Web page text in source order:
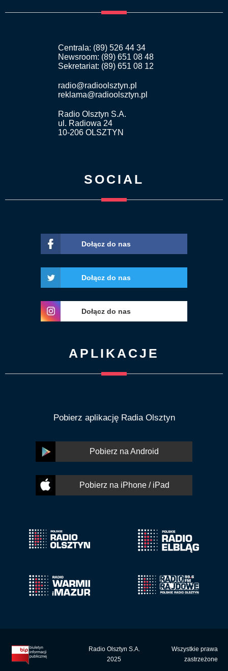
Centrala: (89) 526 44 34
Newsroom: (89) 651 08 48
Sekretariat: (89) 651 08 12
radio@radioolsztyn.pl
reklama@radioolsztyn.pl
Radio Olsztyn S.A.
ul. Radiowa 24
10-206 OLSZTYN
SOCIAL
Dołącz do nas
Dołącz do nas
Dołącz do nas
APLIKACJE
Pobierz aplikację Radia Olsztyn
Pobierz na Android
Pobierz na iPhone / iPad
Radio Olsztyn S.A.
2025
Wszystkie prawa
zastrzeżone